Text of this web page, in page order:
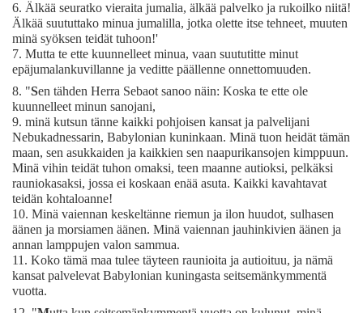
6. Älkää seuratko vieraita jumalia, älkää palvelko ja rukoilko niitä!
Älkää suututtako minua jumalilla, jotka olette itse tehneet, muuten
minä syöksen teidät tuhoon!'
7. Mutta te ette kuunnelleet minua, vaan suututitte minut
epäjumalankuvillanne ja veditte päällenne onnettomuuden.
8. "Sen tähden Herra Sebaot sanoo näin: Koska te ette ole
kuunnelleet minun sanojani,
9. minä kutsun tänne kaikki pohjoisen kansat ja palvelijani
Nebukadnessarin, Babylonian kuninkaan. Minä tuon heidät tämän
maan, sen asukkaiden ja kaikkien sen naapurikansojen kimppuun.
Minä vihin teidät tuhon omaksi, teen maanne autioksi, pelkäksi
rauniokasaksi, jossa ei koskaan enää asuta. Kaikki kavahtavat
teidän kohtaloanne!
10. Minä vaiennan keskeltänne riemun ja ilon huudot, sulhasen
äänen ja morsiamen äänen. Minä vaiennan jauhinkivien äänen ja
annan lamppujen valon sammua.
11. Koko tämä maa tulee täyteen raunioita ja autioituu, ja nämä
kansat palvelevat Babylonian kuningasta seitsemänkymmentä
vuotta.